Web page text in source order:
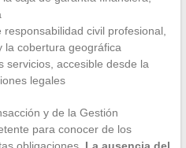
civil profesional,
la cobertura geográfica
servicios, accesible desde la
legales
y de la Gestión
para conocer de los